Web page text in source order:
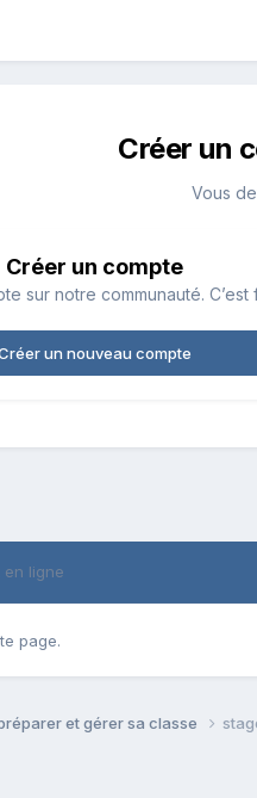
Créer un
Vous
Créer un compte
sur notre communauté. C’est
un nouveau compte
en ligne
page.
et gérer sa classe